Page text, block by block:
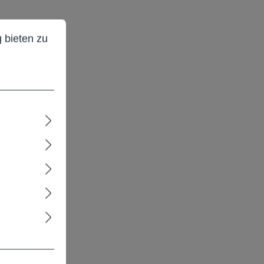
zu können.
bieten zu